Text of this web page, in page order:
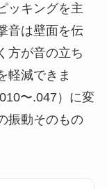
ッキングを主
音は壁面を伝
方が音の立ち
軽減できま
〜.047）に変
振動そのもの